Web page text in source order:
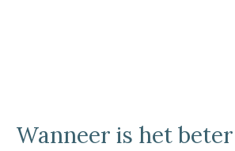
Wanneer is het